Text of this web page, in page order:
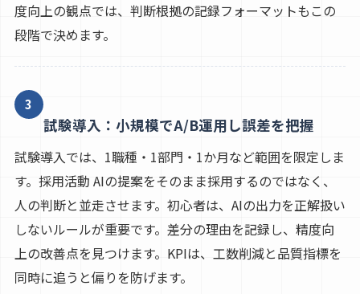
度向上の観点では、判断根拠の記録フォーマットもこの
段階で決めます。
3
試験導入：小規模でA/B運用し誤差を把握
試験導入では、1職種・1部門・1か月など範囲を限定しま
す。採用活動 AIの提案をそのまま採用するのではなく、
人の判断と並走させます。初心者は、AIの出力を正解扱い
しないルールが重要です。差分の理由を記録し、精度向
上の改善点を見つけます。KPIは、工数削減と品質指標を
同時に追うと偏りを防げます。